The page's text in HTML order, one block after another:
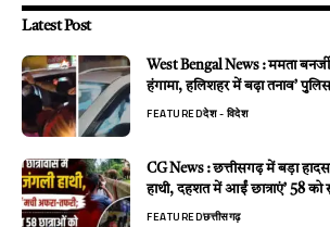
Latest Post
West Bengal News : ममता
हंगामा, हलिशहर में बढ़ा तनाव’ पुलिस
FEATUREDदेश - विदेश
CG News : छत्तीसगढ़ में बड़ा
हाथी, दहशत में आईं छात्राएं’ 58 को
FEATUREDछत्तीसगढ़